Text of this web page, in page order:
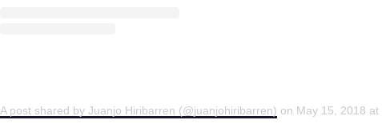
A post shared by Juanjo Hiribarren (@juanjohiribarren) on May 15, 2018 at 11:26am